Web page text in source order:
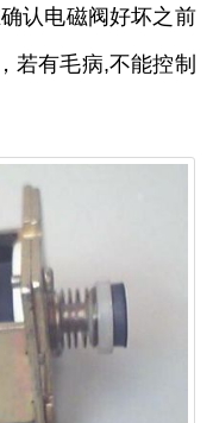
认电磁阀好坏之前
若有毛病,不能控制